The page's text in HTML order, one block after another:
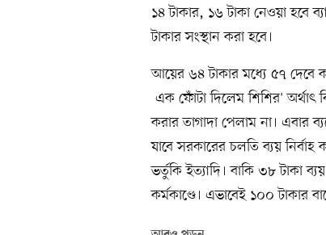
১৪ টাকার, ১৬ টাকা নেওয়া হবে
টাকার সংস্থান করা হবে।
আয়ের ৬৪ টাকার মধ্যে ৫৭ দেবে
`এক ফোঁটা দিলেম শিশির'
করার তাগাদা পেলাম না। এবার
যাবে সরকারের চলতি ব্যয়
ভর্তুকি ইত্যাদি। বাকি ৩৮ টাকা
কর্মকাণ্ডে। এভাবেই ১০০ টাকার